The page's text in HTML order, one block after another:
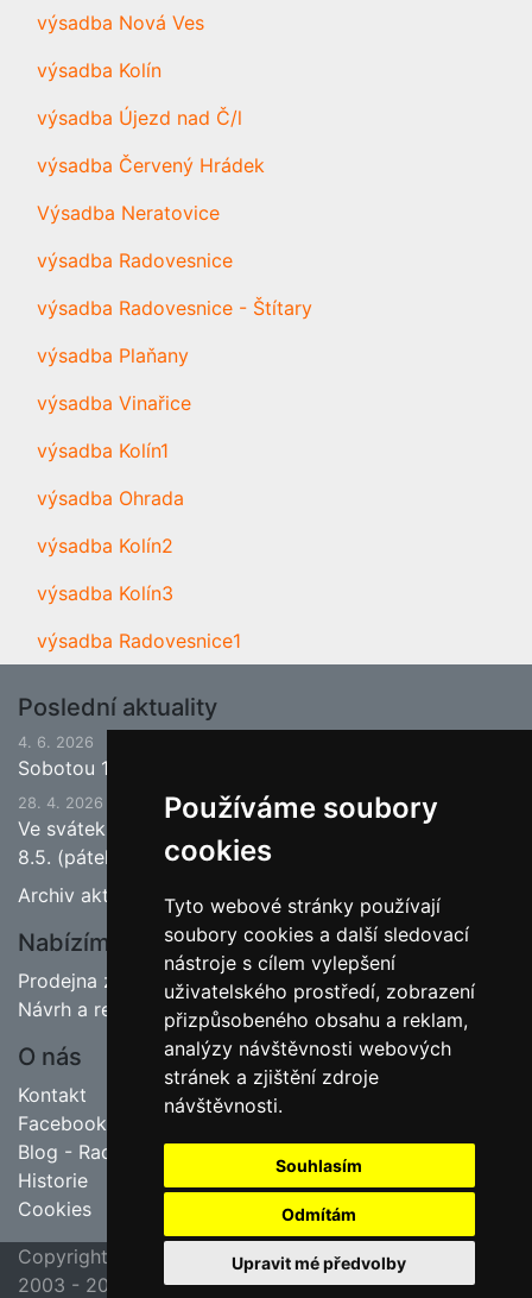
Používáme soubory
cookies
Tyto webové stránky používají
soubory cookies a další sledovací
nástroje s cílem vylepšení
uživatelského prostředí, zobrazení
přizpůsobeného obsahu a reklam,
analýzy návštěvnosti webových
stránek a zjištění zdroje
návštěvnosti.
Souhlasím
Odmítám
Upravit mé předvolby
výsadba Nová Ves
výsadba Kolín
výsadba Újezd nad Č/l
výsadba Červený Hrádek
Výsadba Neratovice
výsadba Radovesnice
výsadba Radovesnice - Štítary
výsadba Plaňany
výsadba Vinařice
výsadba Kolín1
výsadba Ohrada
výsadba Kolín2
výsadba Kolín3
výsadba Radovesnice1
Poslední aktuality
4. 6. 2026
Sobotou 13.6.2026 bude ukončena jarní sezona.
28. 4. 2026
Ve svátek 1.5. (pátek) bude naše prodejna zavřena a
8.5. (pátek) bude otevřeno.
Archiv aktualit
Nabízíme
Prodejna zahradnictví
Návrh a realizace zahrad
O nás
Kontakt
Facebook
Blog - Rady pro zahrádkáře
Historie
Cookies
poslední aktualizace 23. 7. 2026 09:45
Jipas - tvorba internetových stránek
Copyright ©
2003 - 2026